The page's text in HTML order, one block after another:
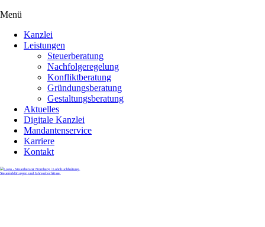
Menü
Kanzlei
Leistungen
Steuerberatung
Nachfolgeregelung
Konfliktberatung
Gründungsberatung
Gestaltungsberatung
Aktuelles
Digitale Kanzlei
Mandantenservice
Karriere
Kontakt